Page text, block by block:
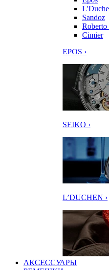
Sandoz
Cimier
EPOS ›
SEIKO ›
L’DUCHEN ›
АКСЕССУАРЫ